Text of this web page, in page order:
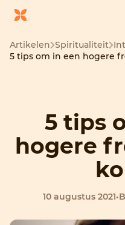
Artikelen Spiritualiteit
5 tips om in een hogere
5 tips
hogere
10 augustus 2021•